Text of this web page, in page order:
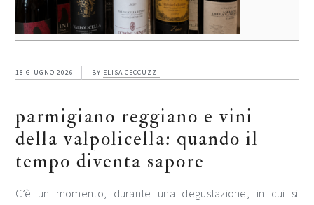
18 GIUGNO 2026 BY ELISA CECCUZZI
parmigiano reggiano e vini
della valpolicella: quando il
tempo diventa sapore
C’è un momento, durante una degustazione, in cui si